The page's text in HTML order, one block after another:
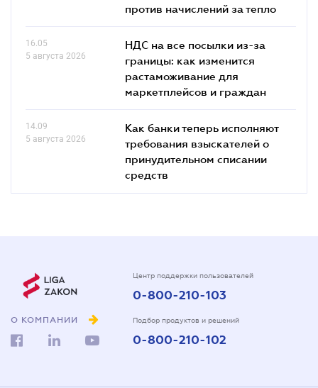
против начислений за тепло
16.05
5 августа 2026
НДС на все посылки из-за
границы: как изменится
растаможивание для
маркетплейсов и граждан
14.09
5 августа 2026
Как банки теперь исполняют
требования взыскателей о
принудительном списании
средств
О КОМПАНИИ
Центр поддержки пользователей
0-800-210-103
Подбор продуктов и решений
0-800-210-102